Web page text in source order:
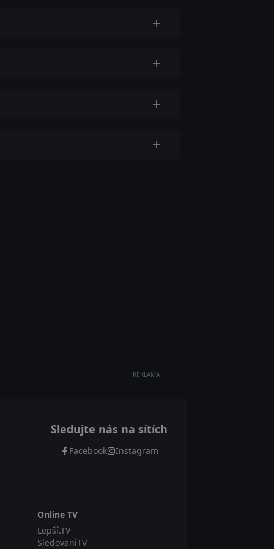
REKLAMA
Sledujte nás na sítích
Facebook Instagram
Online TV
Lepší.TV
SledovaniTV